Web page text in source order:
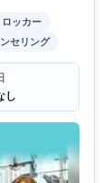
ロッカー
セリング
し